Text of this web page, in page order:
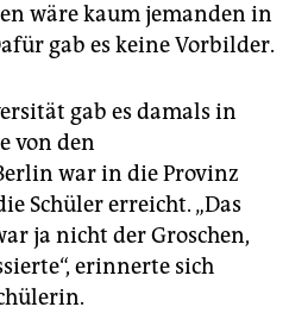
wäre kaum jemanden in
gab es keine Vorbilder.
gab es damals in
von den
war in die Provinz
Schüler erreicht. „Das
ja nicht der Groschen,
erinnerte sich